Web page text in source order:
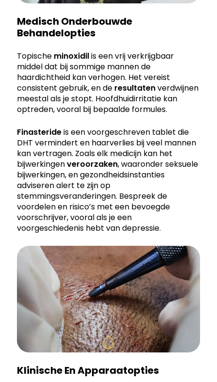
Medisch Onderbouwde
Behandelopties
Topische minoxidilis een vrij verkrijgbaar
middel dat bij sommige mannen de
haardichtheid kan verhogen. Het vereist
consistent gebruik, en de resultatenverdwijnen
meestal als je stopt. Hoofdhuidirritatie kan
optreden, vooral bij bepaalde formules.
Finasterideis een voorgeschreven tablet die
DHT vermindert en haarverlies bij veel mannen
kan vertragen. Zoals elk medicijn kan het
bijwerkingenveroorzaken, waaronder seksuele
bijwerkingen, en gezondheidsinstanties
adviseren alert te zijn op
stemmingsveranderingen. Bespreek de
voordelen en risico’s met een bevoegde
voorschrijver, vooral als je een
voorgeschiedenis hebt van depressie.
Klinische En Apparaatopties